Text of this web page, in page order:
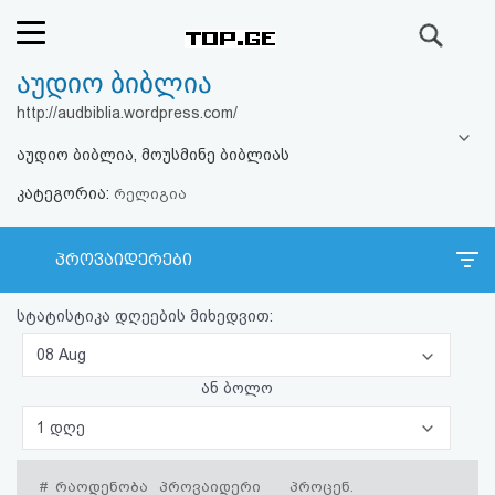
რეიტინგი
ფოსტა
კითხვა-
პასუხი
ავტორიზაცია
რეგისტრაცია
აუდიო ბიბლია
http://audbiblia.wordpress.com/
აუდიო ბიბლია, მოუსმინე ბიბლიას
კატეგორია: რელიგია
პროვაიდერები
სტატისტიკა დღეების მიხედვით:
08 Aug
ან ბოლო
1 დღე
# რაოდენობა პროვაიდერი პროცენ.